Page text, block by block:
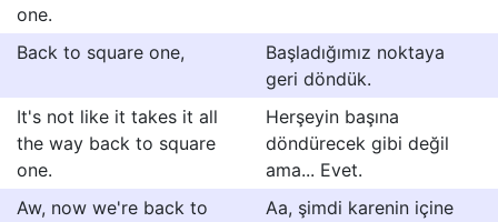
one.
Back to square one,
Başladığımız noktaya
geri döndük.
It's not like it takes it all
the way back to square
one.
Herşeyin başına
döndürecek gibi değil
ama... Evet.
Aw, now we're back to
Aa, şimdi karenin içine